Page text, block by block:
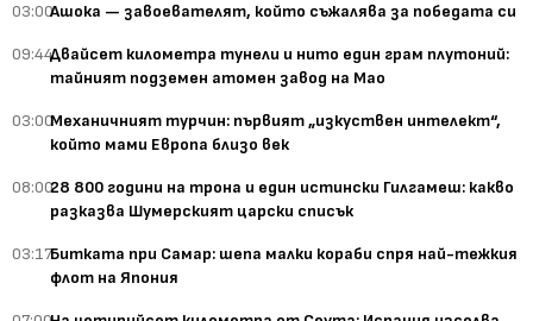
03:00Ашока — завоевателят, който съжалява за победата си
09:44Двайсет километра тунели и нито един грам плутоний:
тайният подземен атомен завод на Мао
03:00Механичният турчин: първият „изкуствен интелект“,
който мами Европа близо век
08:0028 800 години на трона и един истински Гилгамеш: какво
разказва Шумерският царски списък
03:17Битката при Самар: шепа малки кораби спря най-тежкия
флот на Япония